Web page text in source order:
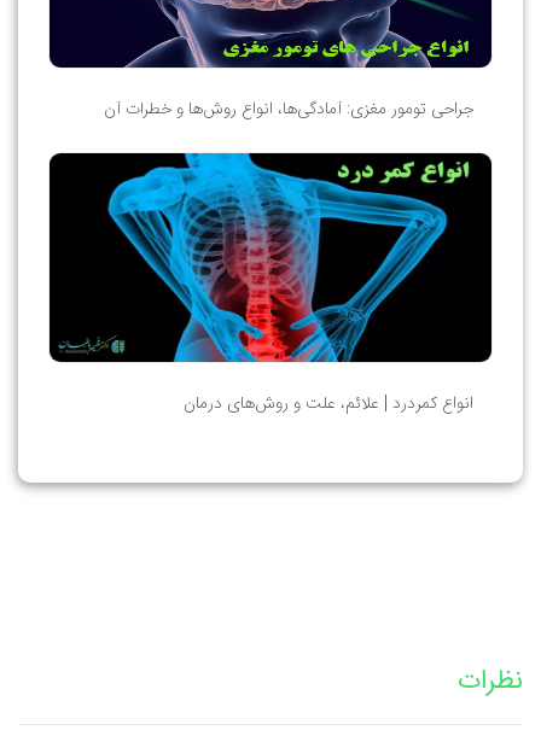
جراحی تومور مغزی: آمادگی‌ها، انواع روش‌ها و خطرات آن
انواع کمردرد | علائم، علت و روش‌های درمان
نظرات